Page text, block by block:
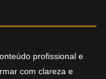
profissional e
com clareza e